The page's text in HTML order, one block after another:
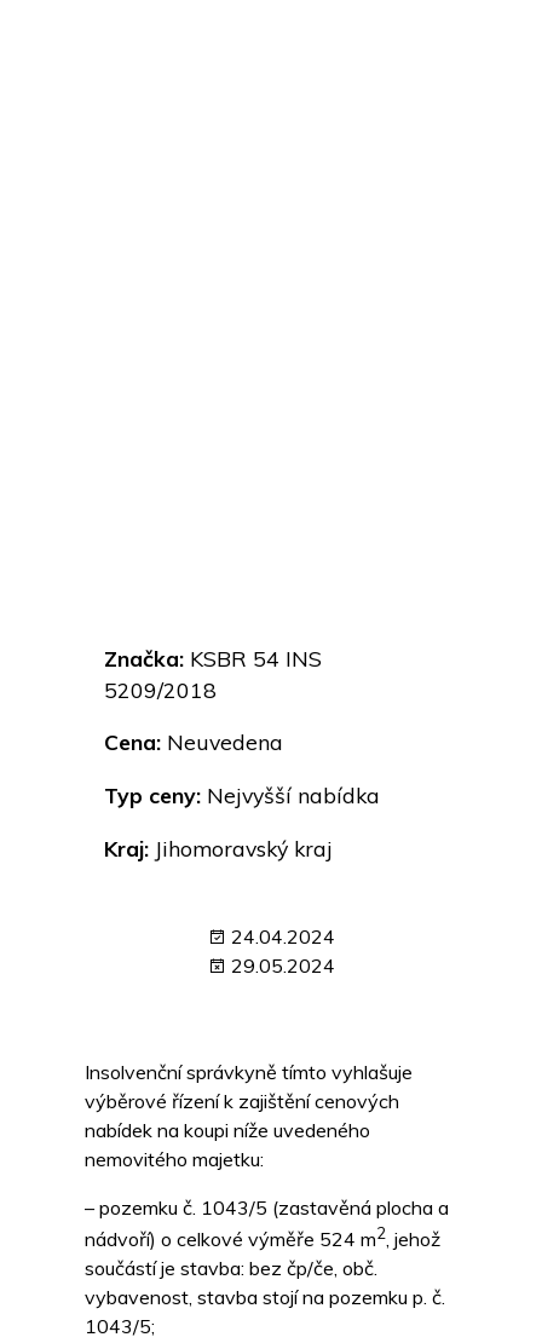
Značka: KSBR 54 INS
5209/2018
Cena: Neuvedena
Typ ceny: Nejvyšší nabídka
Kraj: Jihomoravský kraj
24.04.2024
29.05.2024
Insolvenční správkyně tímto vyhlašuje
výběrové řízení k zajištění cenových
nabídek na koupi níže uvedeného
nemovitého majetku:
– pozemku č. 1043/5 (zastavěná plocha a
nádvoří) o celkové výměře 524 m2 , jehož
součástí je stavba: bez čp/če, obč.
vybavenost, stavba stojí na pozemku p. č.
1043/5;